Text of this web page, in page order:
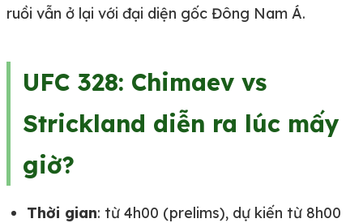
ruồi vẫn ở lại với đại diện gốc Đông Nam Á.
UFC 328: Chimaev vs
Strickland diễn ra lúc mấy
giờ?
Thời gian: từ 4h00 (prelims), dự kiến từ 8h00